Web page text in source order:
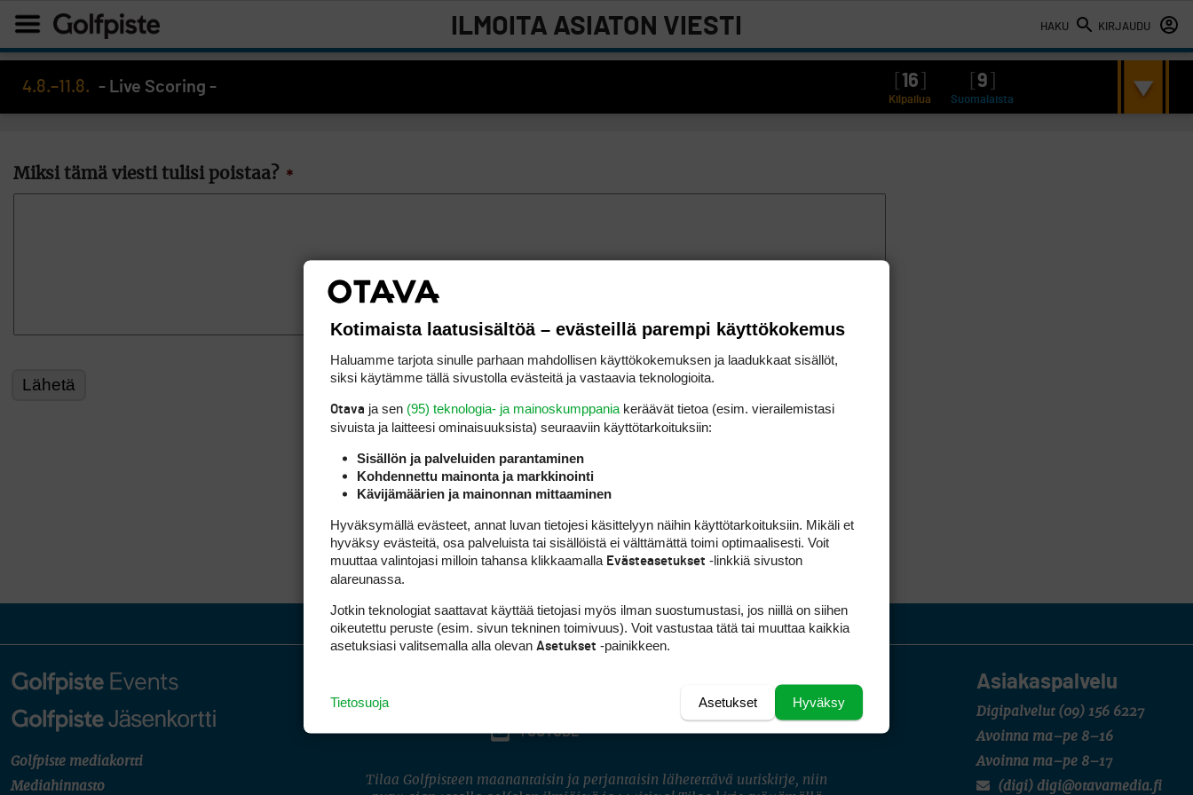
HAKU KIRJAUDU
ILMOITA ASIATON VIESTI
4.8.–11.8. - Live Scoring - 16 9
Kilpailua Suomalaista
Miksi tämä viesti tulisi poistaa? *
Golfpiste mediakortti
Mediahinnasto
Asiakaspalvelu
Digipalvelut (09) 156 6227
Avoinna ma–pe 8–16
Avoinna ma–pe 8–17
(digi) digi@otavamedia.fi
INSTAGRAM
YOUTUBE
Tilaa Golfpisteen maanantaisin ja perjantaisin lähetettävä uutiskirje, niin
Kotimaista laatusisältöä – evästeillä parempi käyttökokemus
Haluamme tarjota sinulle parhaan mahdollisen käyttökokemuksen ja laadukkaat sisällöt,
siksi käytämme tällä sivustolla evästeitä ja vastaavia teknologioita.
Otava ja sen (95) teknologia- ja mainoskumppania keräävät tietoa (esim. vierailemis­tasi
sivuista ja laitteesi ominaisuuk­sista) seuraaviin käyttötarkoituksiin:
Sisällön ja palveluiden parantaminen
Kohdennettu mainonta ja markkinointi
Kävijämäärien ja mainonnan mittaaminen
Hyväksymällä evästeet, annat luvan tietojesi käsittelyyn näihin käyttötarkoituksiin. Mikäli et
hyväksy evästeitä, osa palveluista tai sisällöistä ei välttämättä toimi optimaalisesti. Voit
muuttaa valintojasi milloin tahansa klikkaamalla Evästeasetukset -linkkiä sivuston
alareunassa.
Jotkin teknologiat saattavat käyttää tietojasi myös ilman suostumustasi, jos niillä on siihen
oikeutettu peruste (esim. sivun tekninen toimivuus). Voit vastustaa tätä tai muuttaa kaikkia
asetuksiasi valitsemalla alla olevan Asetukset -painikkeen.
Hyväksy
Asetukset
Tietosuoja